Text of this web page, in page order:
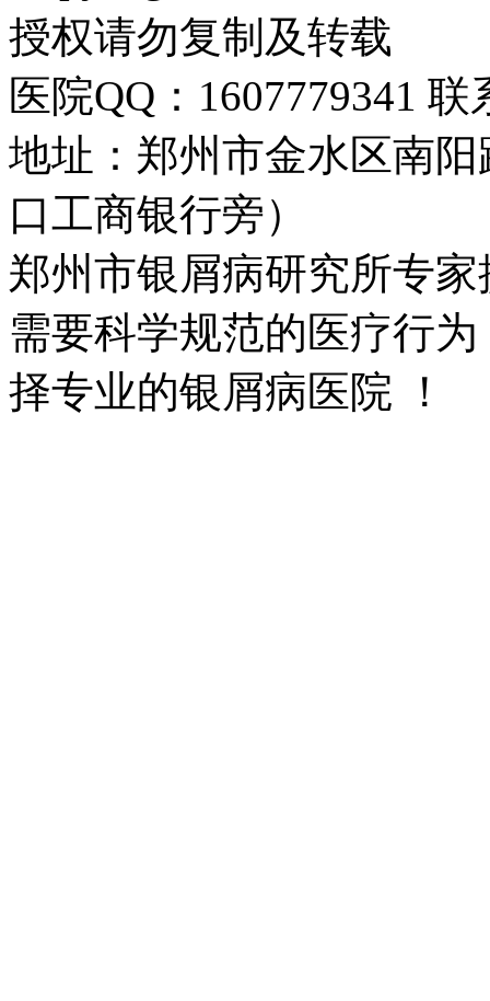
授权请勿复制及转载
医院QQ：1607779341
地址：郑州市金水区南
口工商银行旁）
郑州市银屑病研究所专
需要科学规范的医疗行
择专业的银屑病医院 ！